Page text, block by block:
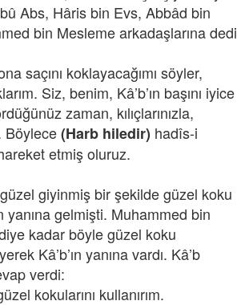
Abs, Hâris bin Evs, Abbâd bin
bin Mesleme arkadaşlarına dedi
saçını koklayacağımı söyler,
Siz, benim, Kâ’b’ın başını iyice
zaman, kılıçlarınızla,
Böylece(Harb hiledir) hadîs-i
etmiş oluruz.
giyinmiş bir şekilde güzel koku
yanına gelmişti. Muhammed bin
kadar böyle güzel koku
Kâ’b’ın yanına vardı. Kâ’b
verdi:
kokularını kullanırım.